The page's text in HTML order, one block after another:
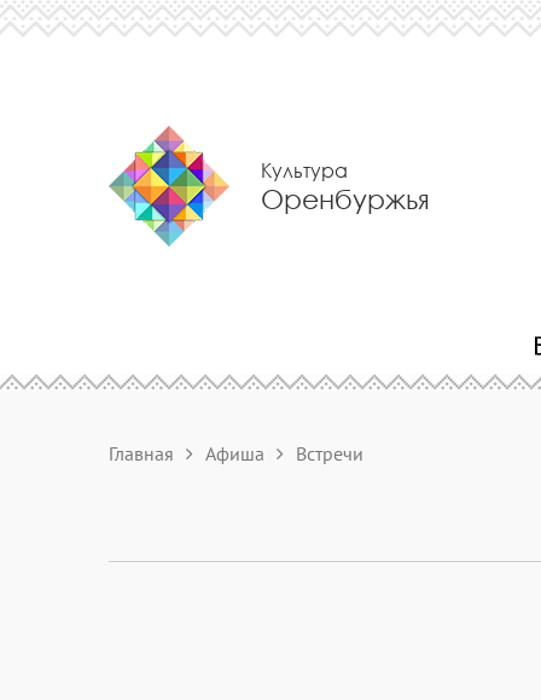
Культура
Оренбуржья
Главная Афиша Встречи